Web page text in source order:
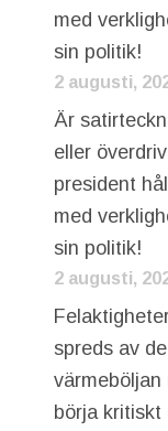
med
sin politik!
2 augusti,
Är
eller
president
med
sin politik!
2 augusti,
spreds av
värmeböljan
börja kritiskt